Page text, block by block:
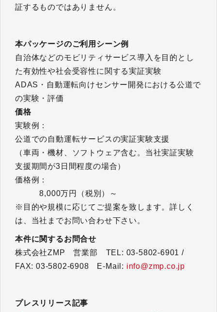
証するものではありません。
本パッケージのご利用シーン例
自治体などのモビリティサービス導入を目的とし
た有効性や社会受容性に関する実証実験
ADAS・自動運転向けセンサー開発における公道で
の実験・評価
価格
実験例：
公道での自動運転サービスの実証実験支援
（車両・機材、ソフトウェア含む。当社実証実験
支援期間が3日間程度の場合）
価格例：
8,000万円（税別）～
※目的や規模に応じてご提案を致します。詳しく
は、当社までお問い合わせ下さい。
本件に関するお問合せ
株式会社ZMP 営業部 TEL: 03-5802-6901 /
FAX: 03-5802-6908 E-Mail: info@zmp.co.jp
プレスリリース記事